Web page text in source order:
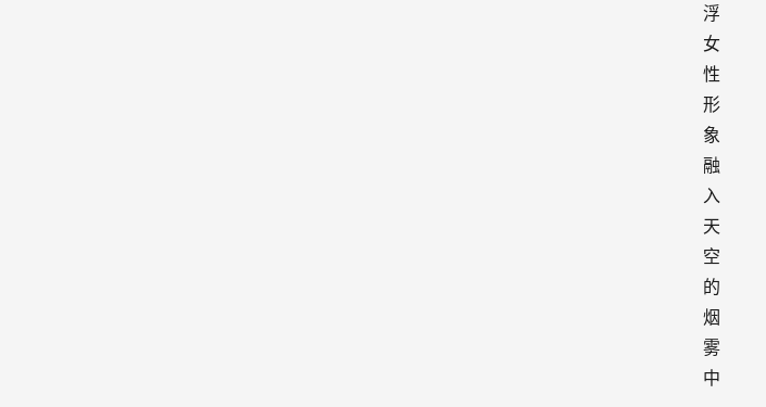
浮
女
性
形
象
融
入
天
空
的
烟
雾
中